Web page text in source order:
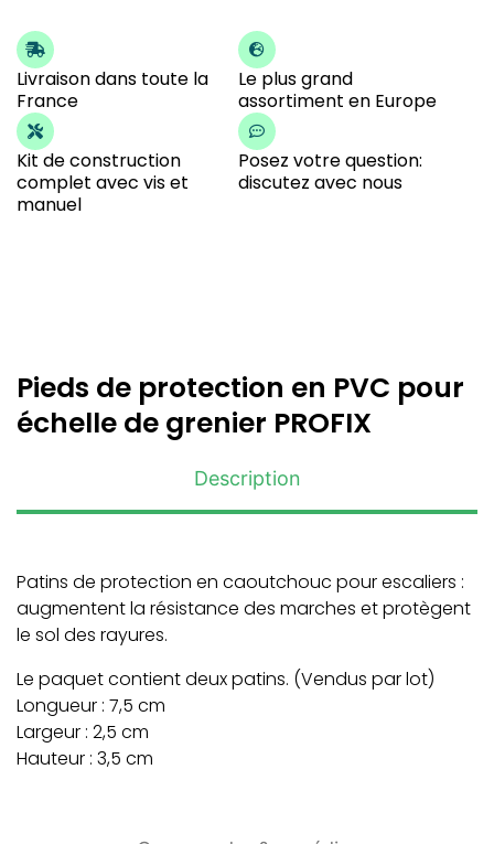
Livraison dans toute la
France
Le plus grand
assortiment en Europe
Kit de construction
complet avec vis et
manuel
Posez votre question:
discutez avec nous
Pieds de protection en PVC pour
échelle de grenier PROFIX
Description
Patins de protection en caoutchouc pour escaliers :
augmentent la résistance des marches et protègent
le sol des rayures.
Le paquet contient deux patins. (Vendus par lot)
Longueur : 7,5 cm
Largeur : 2,5 cm
Hauteur : 3,5 cm